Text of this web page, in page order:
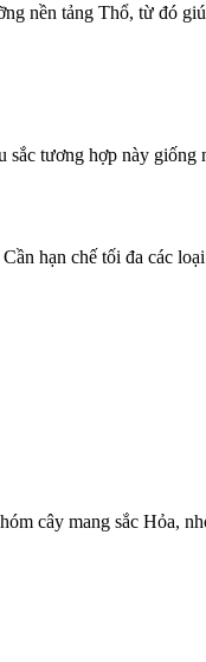
nền tảng Thổ, từ đó
sắc tương hợp này
hạn chế tối đa các
cây mang sắc Hỏa,